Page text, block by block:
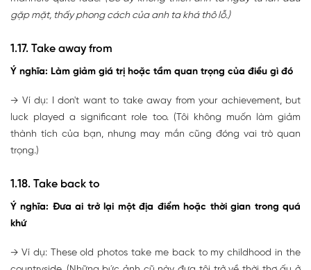
gặp mặt, thấy phong cách của anh ta khá thô lỗ.)
1.17. Take away from
Ý nghĩa: Làm giảm giá trị hoặc tầm quan trọng của điều gì đó
→ Ví dụ: I don't want to take away from your achievement, but
luck played a significant role too. (Tôi không muốn làm giảm
thành tích của bạn, nhưng may mắn cũng đóng vai trò quan
trọng.)
1.18. Take back to
Ý nghĩa: Đưa ai trở lại một địa điểm hoặc thời gian trong quá
khứ
→ Ví dụ: These old photos take me back to my childhood in the